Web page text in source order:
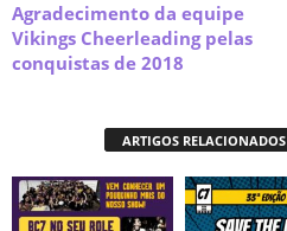
Agradecimento da equipe
Vikings Cheerleading pelas
conquistas de 2018
ARTIGOS RELACIONADOS